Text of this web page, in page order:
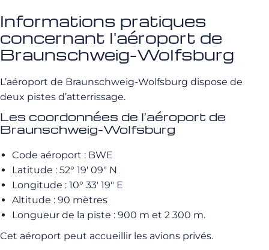
Informations pratiques
concernant l'aéroport de
Braunschweig-Wolfsburg
L’aéroport de Braunschweig-Wolfsburg dispose de
deux pistes d’atterrissage.
Les coordonnées de l’aéroport de
Braunschweig-Wolfsburg
Code aéroport : BWE
Latitude : 52° 19′ 09″ N
Longitude : 10° 33′ 19″ E
Altitude : 90 mètres
Longueur de la piste : 900 m et 2 300 m.
Cet aéroport peut accueillir les avions privés.